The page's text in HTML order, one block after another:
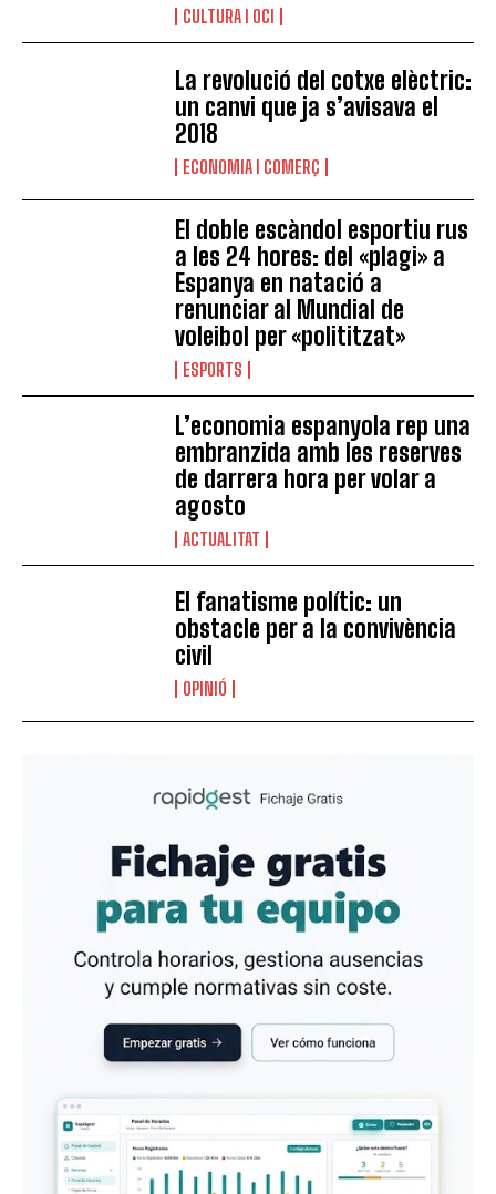
CULTURA I OCI
La revolució del cotxe elèctric:
un canvi que ja s’avisava el
2018
ECONOMIA I COMERÇ
El doble escàndol esportiu rus
a les 24 hores: del «plagi» a
Espanya en natació a
renunciar al Mundial de
voleibol per «polititzat»
ESPORTS
L’economia espanyola rep una
embranzida amb les reserves
de darrera hora per volar a
agosto
ACTUALITAT
El fanatisme polític: un
obstacle per a la convivència
civil
OPINIÓ